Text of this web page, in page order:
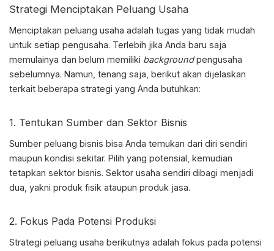
Strategi Menciptakan Peluang Usaha
Menciptakan peluang usaha adalah tugas yang tidak mudah
untuk setiap pengusaha. Terlebih jika Anda baru saja
memulainya dan belum memiliki backgroundpengusaha
sebelumnya. Namun, tenang saja, berikut akan dijelaskan
terkait beberapa strategi yang Anda butuhkan:
1. Tentukan Sumber dan Sektor Bisnis
Sumber peluang bisnis bisa Anda temukan dari diri sendiri
maupun kondisi sekitar. Pilih yang potensial, kemudian
tetapkan sektor bisnis. Sektor usaha sendiri dibagi menjadi
dua, yakni produk fisik ataupun produk jasa.
2. Fokus Pada Potensi Produksi
Strategi peluang usaha berikutnya adalah fokus pada potensi